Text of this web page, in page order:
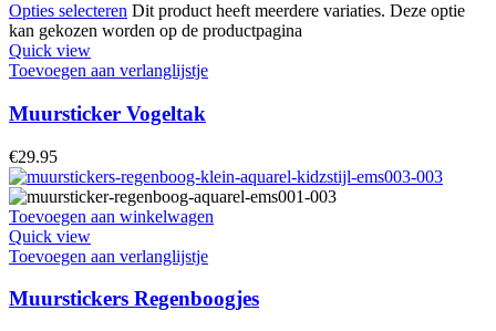
Opties selecteren Dit product heeft meerdere variaties. Deze optie
kan gekozen worden op de productpagina
Quick view
Toevoegen aan verlanglijstje
Muursticker Vogeltak
€29.95
Toevoegen aan winkelwagen
Quick view
Toevoegen aan verlanglijstje
Muurstickers Regenboogjes